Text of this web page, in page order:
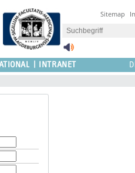
Sitemap
INTRANET